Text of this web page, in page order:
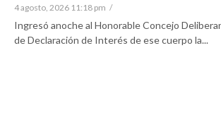
4 agosto, 2026 11:18 pm /
Ingresó anoche al Honorable Concejo
de Declaración de Interés de ese cuerpo la...